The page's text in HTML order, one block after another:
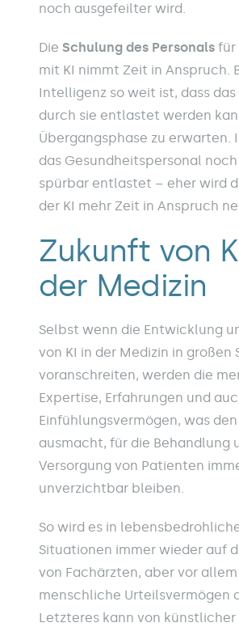
noch ausgefeilter wird.
Die Schulung des Personals für
mit KI nimmt Zeit in Anspruch.
Intelligenz so weit ist, dass das
durch sie entlastet werden
Übergangsphase zu erwarten.
das Gesundheitspersonal
spürbar entlastet – eher wird
der KI mehr Zeit in Anspruch
Zukunft von
der Medizin
Selbst wenn die Entwicklung
von KI in der Medizin in großen
voranschreiten, werden die
Expertise, Erfahrungen und
Einfühlungsvermögen, was
ausmacht, für die Behandlung
Versorgung von Patienten
unverzichtbar bleiben.
So wird es in
Situationen immer wieder auf
von Fachärzten, aber vor
menschliche Urteilsvermögen
Letzteres kann von